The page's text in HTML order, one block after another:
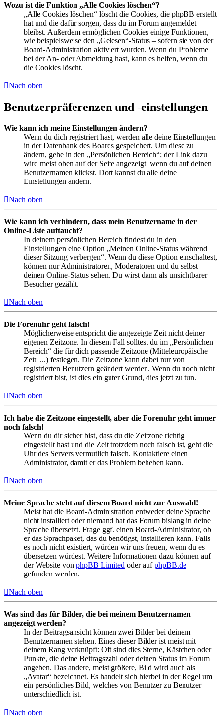
Wozu ist die Funktion „Alle Cookies löschen“?
„Alle Cookies löschen“ löscht die Cookies, die phpBB erstellt
hat und die dafür sorgen, dass du im Forum angemeldet
bleibst. Außerdem ermöglichen Cookies einige Funktionen,
wie beispielsweise den „Gelesen“-Status – sofern sie von der
Board-Administration aktiviert wurden. Wenn du Probleme
bei der An- oder Abmeldung hast, kann es helfen, wenn du
die Cookies löscht.
Nach oben
Benutzerpräferenzen und -einstellungen
Wie kann ich meine Einstellungen ändern?
Wenn du dich registriert hast, werden alle deine Einstellungen
in der Datenbank des Boards gespeichert. Um diese zu
ändern, gehe in den „Persönlichen Bereich“; der Link dazu
wird meist oben auf der Seite angezeigt, wenn du auf deinen
Benutzernamen klickst. Dort kannst du alle deine
Einstellungen ändern.
Nach oben
Wie kann ich verhindern, dass mein Benutzername in der
Online-Liste auftaucht?
In deinem persönlichen Bereich findest du in den
Einstellungen eine Option „Meinen Online-Status während
dieser Sitzung verbergen“. Wenn du diese Option einschaltest,
können nur Administratoren, Moderatoren und du selbst
deinen Online-Status sehen. Du wirst dann als unsichtbarer
Besucher gezählt.
Nach oben
Die Forenuhr geht falsch!
Möglicherweise entspricht die angezeigte Zeit nicht deiner
eigenen Zeitzone. In diesem Fall solltest du im „Persönlichen
Bereich“ die für dich passende Zeitzone (Mitteleuropäische
Zeit, ...) festlegen. Die Zeitzone kann dabei nur von
registrierten Benutzern geändert werden. Wenn du noch nicht
registriert bist, ist dies ein guter Grund, dies jetzt zu tun.
Nach oben
Ich habe die Zeitzone eingestellt, aber die Forenuhr geht immer
noch falsch!
Wenn du dir sicher bist, dass du die Zeitzone richtig
eingestellt hast und die Zeit trotzdem noch falsch ist, geht die
Uhr des Servers vermutlich falsch. Kontaktiere einen
Administrator, damit er das Problem beheben kann.
Nach oben
Meine Sprache steht auf diesem Board nicht zur Auswahl!
Meist hat die Board-Administration entweder deine Sprache
nicht installiert oder niemand hat das Forum bislang in deine
Sprache übersetzt. Frage ggf. einen Board-Administrator, ob
er das Sprachpaket, das du benötigst, installieren kann. Falls
es noch nicht existiert, würden wir uns freuen, wenn du es
übersetzen würdest. Weitere Informationen dazu können auf
der Website von phpBB Limited oder aufphpBB.de
gefunden werden.
Nach oben
Was sind das für Bilder, die bei meinem Benutzernamen
angezeigt werden?
In der Beitragsansicht können zwei Bilder bei deinem
Benutzernamen stehen. Eines dieser Bilder ist meist mit
deinem Rang verknüpft: Oft sind dies Sterne, Kästchen oder
Punkte, die deine Beitragszahl oder deinen Status im Forum
angeben. Das andere, meist größere, Bild wird auch als
„Avatar“ bezeichnet. Es handelt sich hierbei in der Regel um
ein persönliches Bild, welches von Benutzer zu Benutzer
unterschiedlich ist.
Nach oben